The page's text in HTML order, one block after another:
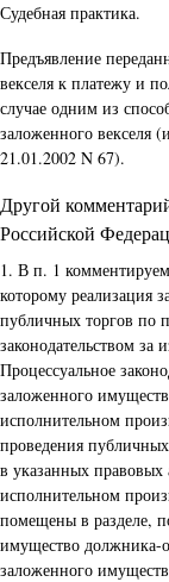
Судебная практика.
Предъявление
векселя к платежу и
случае одним из
заложенного
21.01.2002 N 67).
Другой
Российской
1. В п. 1
которому реализация
публичных торгов по
законодательством
Процессуальное
заложенного
исполнительном
проведения
в указанных правовых
исполнительном
помещены в разделе,
имущество должника-
заложенного